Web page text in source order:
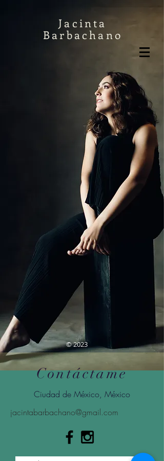
Jacinta
Barbachano
© 2023
Contáctame
Ciudad de México, México
jacintabarbachano@gmail.com